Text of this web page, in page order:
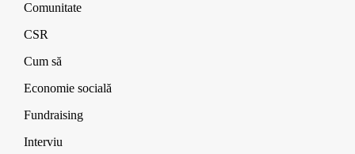
Comunitate
CSR
Cum să
Economie socială
Fundraising
Interviu